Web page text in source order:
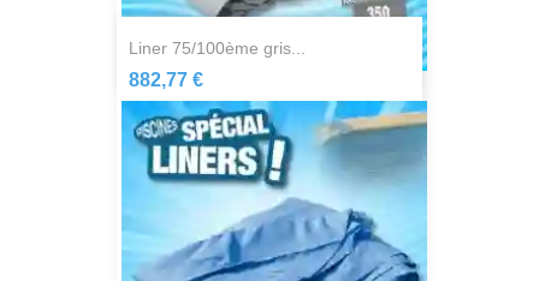
liner 75/100ème gris...
882,77 €